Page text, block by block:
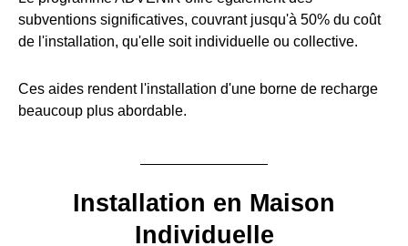
subventions significatives, couvrant jusqu'à 50% du coût
de l'installation, qu'elle soit individuelle ou collective.
Ces aides rendent l'installation d'une borne de recharge
beaucoup plus abordable.
Installation en Maison
Individuelle